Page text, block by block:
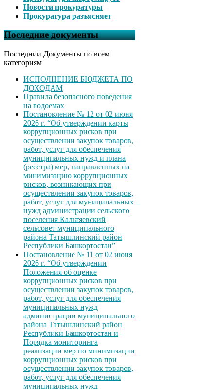
Новости прокуратуры
Прокуратура разъясняет
Последние документы
Последнии Документы по всем
категориям
ИСПОЛНЕНИЕ БЮДЖЕТА ПО
ДОХОДАМ
Правила безопасного поведения
на водоемах
Постановление № 12 от 02 июня
2026 г. “Об утверждении карты
коррупционных рисков при
осуществлении закупок товаров,
работ, услуг для обеспечения
муниципальных нужд и плана
(реестра) мер, направленных на
минимизацию коррупционных
рисков, возникающих при
осуществлении закупок товаров,
работ, услуг для муниципальных
нужд администрации сельского
поселения Кальтяевский
сельсовет муниципального
района Татышлинский район
Республики Башкортостан”
Постановление № 11 от 02 июня
2026 г. “Об утверждении
Положения об оценке
коррупционных рисков при
осуществлении закупок товаров,
работ, услуг для обеспечения
муниципальных нужд
администрации муниципального
района Татышлинский район
Республики Башкортостан и
Порядка мониторинга
реализации мер по минимизации
коррупционных рисков при
осуществлении закупок товаров,
работ, услуг для обеспечения
муниципальных нужд